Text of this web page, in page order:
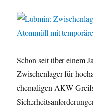
Schon seit über einem
Zwischenlager für
ehemaligen AKW